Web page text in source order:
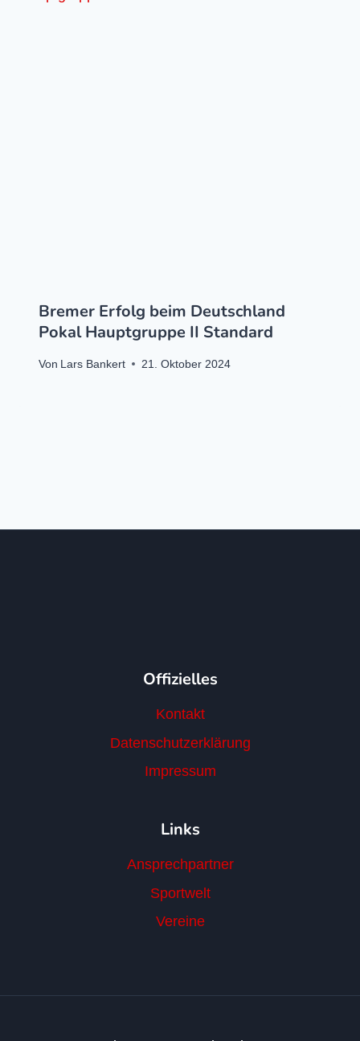
Bremer Erfolg beim Deutschland
Pokal Hauptgruppe II Standard
Von Lars Bankert 21. Oktober 2024
Offizielles
Kontakt
Datenschutzerklärung
Impressum
Links
Ansprechpartner
Sportwelt
Vereine